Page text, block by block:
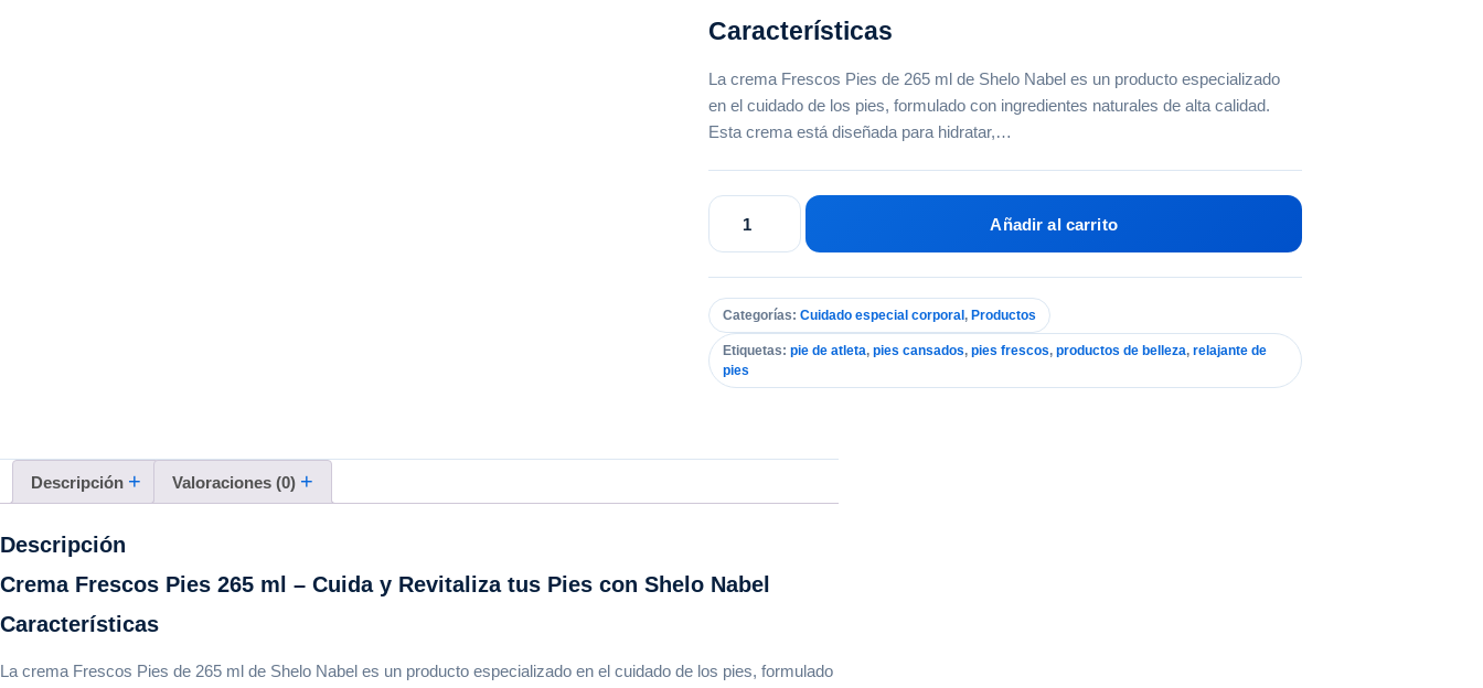
Características
La crema Frescos Pies de 265 ml de Shelo Nabel es un producto especializado
en el cuidado de los pies, formulado con ingredientes naturales de alta calidad.
Esta crema está diseñada para hidratar,…
Frescos
Shelo
Nabel
cantidad
Añadir al carrito
Categorías:Cuidado especial corporal, Productos
Etiquetas:pie de atleta,pies cansados,pies frescos,productos de belleza,relajante de
pies
Descripción Valoraciones (0)
Descripción
Crema Frescos Pies 265 ml – Cuida y Revitaliza tus Pies con Shelo Nabel
Características
La crema Frescos Pies de 265 ml de Shelo Nabel es un producto especializado en el cuidado de los pies, formulado